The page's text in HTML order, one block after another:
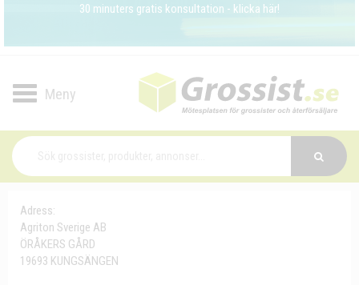
30 minuters gratis konsultation - klicka här!
Toggle
Adress:
Agriton Sverige AB
ÖRÅKERS GÅRD
19693 KUNGSÄNGEN